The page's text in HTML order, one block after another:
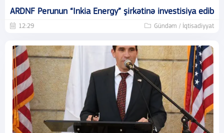
ARDNF Perunun “Inkia Energy” şirkətinə investisiya edib
12:29 Gündəm / İqtisadiyyat